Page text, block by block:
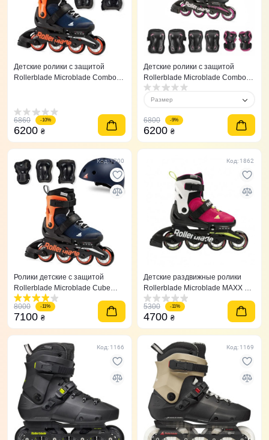
Детские ролики с защитой
Rollerblade Microblade Combo
6860 -10%
6200 ₴
Детские ролики с защитой
Rollerblade Microblade Combo
Rosa Blanco 36,5-40,5
Размер
6800 -9%
6200 ₴
Код: 1700
Ролики детские с защитой
Rollerblade Microblade Сube
Orange/Blue
8000
-11%
7100 ₴
Код: 1862
Детские раздвижные ролики
Rollerblade Microblade MAXX G
36,5-40,5
5300
-11%
4700 ₴
Код: 1166 Код: 1169